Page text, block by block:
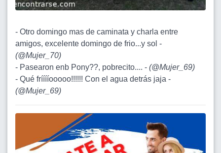
- Otro domingo mas de caminata y charla entre
amigos, excelente domingo de frio...y sol -
(@Mujer_70)
- Pasearon enb Pony??, pobrecito.... - (@Mujer_69)
- Qué frííííooooo!!!!!! Con el agua detrás jaja -
(@Mujer_69)